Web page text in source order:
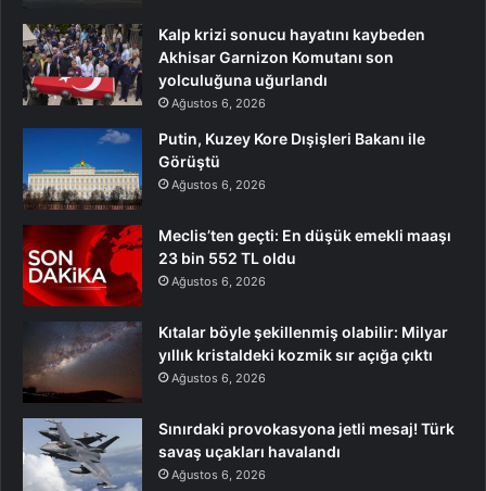
Kalp krizi sonucu hayatını kaybeden
Akhisar Garnizon Komutanı son
yolculuğuna uğurlandı
Ağustos 6, 2026
Putin, Kuzey Kore Dışişleri Bakanı ile
Görüştü
Ağustos 6, 2026
Meclis’ten geçti: En düşük emekli maaşı
23 bin 552 TL oldu
Ağustos 6, 2026
Kıtalar böyle şekillenmiş olabilir: Milyar
yıllık kristaldeki kozmik sır açığa çıktı
Ağustos 6, 2026
Sınırdaki provokasyona jetli mesaj! Türk
savaş uçakları havalandı
Ağustos 6, 2026